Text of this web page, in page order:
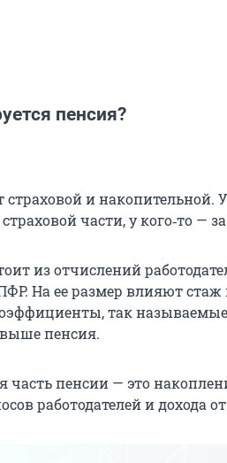
пенсия?
и накопительной.
части, у кого‑то —
из отчислений
На ее размер влияют
так
пенсия.
часть пенсии — это
работодателей и дохода